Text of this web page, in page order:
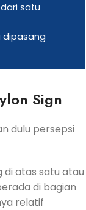
satu
dipasang
Sign
dulu persepsi
di atas satu atau
di bagian
relatif